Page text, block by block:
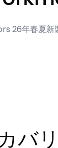
26年春夏新
バ